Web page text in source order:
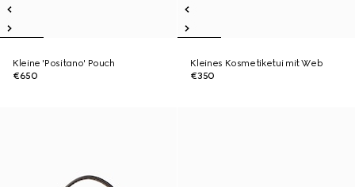
Kleine 'Positano' Pouch
€650
Kleines Kosmetiketui mit Web
€350